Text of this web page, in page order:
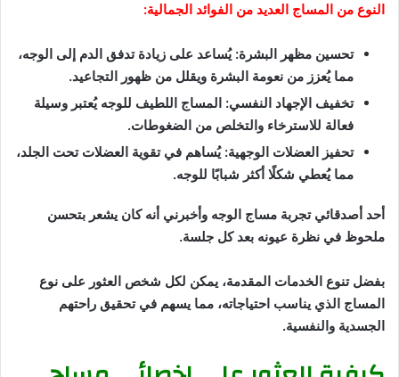
النوع من المساج العديد من الفوائد الجمالية:
تحسين مظهر البشرة: يُساعد على زيادة تدفق الدم إلى الوجه،
مما يُعزز من نعومة البشرة ويقلل من ظهور التجاعيد.
تخفيف الإجهاد النفسي: المساج اللطيف للوجه يُعتبر وسيلة
فعالة للاسترخاء والتخلص من الضغوطات.
تحفيز العضلات الوجهية: يُساهم في تقوية العضلات تحت الجلد،
مما يُعطي شكلًا أكثر شبابًا للوجه.
أحد أصدقائي تجربة مساج الوجه وأخبرني أنه كان يشعر بتحسن
ملحوظ في نظرة عيونه بعد كل جلسة.
بفضل تنوع الخدمات المقدمة، يمكن لكل شخص العثور على نوع
المساج الذي يناسب احتياجاته، مما يسهم في تحقيق راحتهم
الجسدية والنفسية.